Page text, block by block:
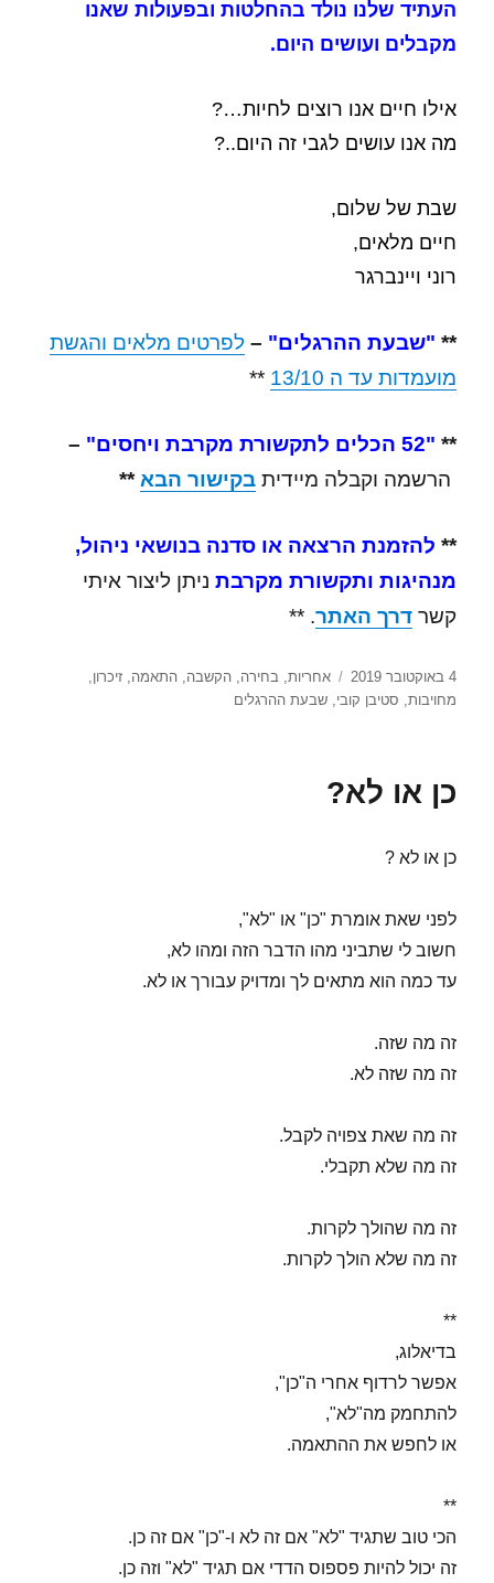
העתיד שלנו נולד בהחלטות ובפעולות שאנו
מקבלים ועושים היום.
אילו חיים אנו רוצים לחיות…?
מה אנו עושים לגבי זה היום..?
שבת של שלום,
חיים מלאים,
רוני ויינברגר
** "שבעת ההרגלים" –לפרטים מלאים והגשת
מועמדות עד ה 13/10
**
** "52 הכלים לתקשורת מקרבת ויחסים"
–
הרשמה וקבלה מיידיתבקישור הבא **
** להזמנת הרצאה או סדנה בנושאי ניהול,
מנהיגות ותקשורת מקרבת ניתן ליצור איתי
קשרדרך האתר. **
פורסם
בתאריך
4 באוקטובר 2019 תגיות
אחריות,בחירה,הקשבה,התאמה,זיכרון,
מחויבות, סטיבן קובי,שבעת ההרגלים
כן או לא?
כן או לא ?
לפני שאת אומרת "כן" או "לא",
חשוב לי שתביני מהו הדבר הזה ומהו לא,
עד כמה הוא מתאים לך ומדויק עבורך או לא.
זה מה שזה.
זה מה שזה לא.
זה מה שאת צפויה לקבל.
זה מה שלא תקבלי.
זה מה שהולך לקרות.
זה מה שלא הולך לקרות.
**
בדיאלוג,
אפשר לרדוף אחרי ה"כן",
להתחמק מה"לא",
או לחפש את ההתאמה.
**
הכי טוב שתגיד "לא" אם זה לא ו-"כן" אם זה כן.
זה יכול להיות פספוס הדדי אם תגיד "לא" וזה כן.